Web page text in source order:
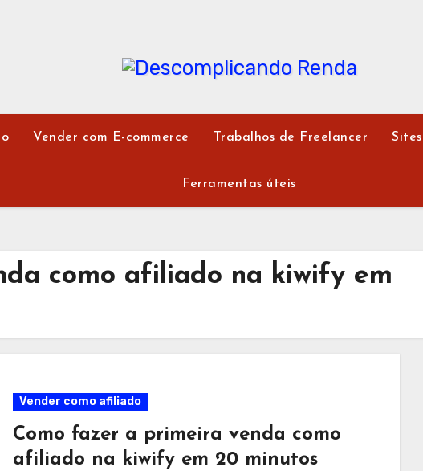
Vender com E-commerce Trabalhos de Freelancer
Ferramentas úteis
como afiliado na kiwify em
Vender como afiliado
Como fazer a primeira venda como
afiliado na kiwify em 20 minutos